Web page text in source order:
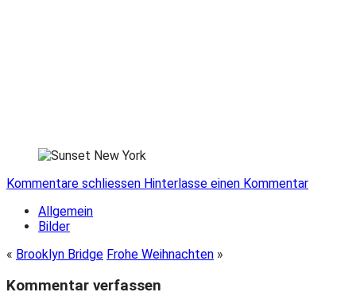
Kommentare schliessen Hinterlasse einen Kommentar
Allgemein
Bilder
« Brooklyn Bridge Frohe Weihnachten »
Kommentar verfassen